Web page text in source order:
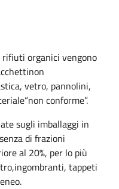
organici vengono
vetro, pannolini,
conforme”.
sugli imballaggi in
di frazioni
al 20%, per lo più
tappeti